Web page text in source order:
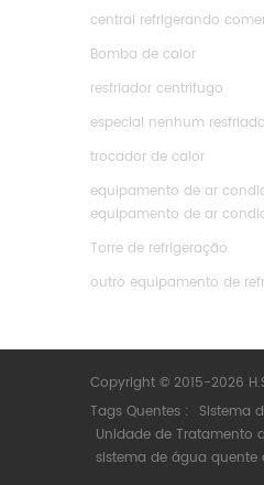
central refrigerando
Bomba de calor
resfriador centrífugo
especial nenhum
trocador de calor
equipamento de ar
equipamento de ar
Torre de refrigeração
outro equipamento de
Copyright © 2015-2026
Tags Quentes :
Sistema
Unidade de Tratamento
sistema de água quente